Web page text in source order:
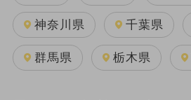
神奈川県 千葉県
群馬県 栃木県